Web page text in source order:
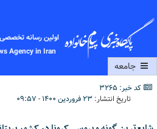
اولین رسانه
Agency in Iran
جامعه
کد خبر: 3265
تاریخ انتشار:۲۳ فروردین ۱۴۰۰ - ۰۹:۵۷